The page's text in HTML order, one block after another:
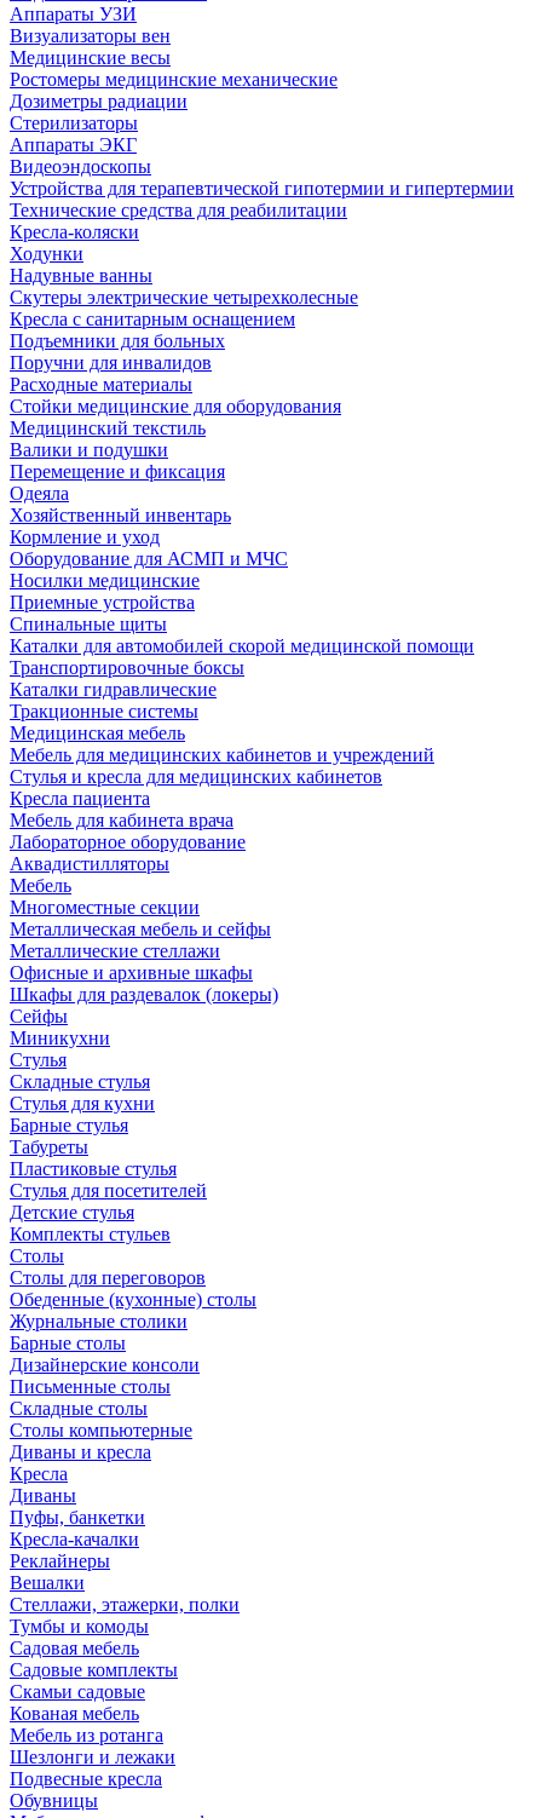
Аппараты УЗИ
Визуализаторы вен
Медицинские весы
Ростомеры медицинские механические
Дозиметры радиации
Стерилизаторы
Аппараты ЭКГ
Видеоэндоскопы
Устройства для терапевтической гипотермии и гипертермии
Технические средства для реабилитации
Кресла-коляски
Ходунки
Надувные ванны
Скутеры электрические четырехколесные
Кресла с санитарным оснащением
Подъемники для больных
Поручни для инвалидов
Расходные материалы
Стойки медицинские для оборудования
Медицинский текстиль
Валики и подушки
Перемещение и фиксация
Одеяла
Хозяйственный инвентарь
Кормление и уход
Оборудование для АСМП и МЧС
Носилки медицинские
Приемные устройства
Спинальные щиты
Каталки для автомобилей скорой медицинской помощи
Транспортировочные боксы
Каталки гидравлические
Тракционные системы
Медицинская мебель
Мебель для медицинских кабинетов и учреждений
Стулья и кресла для медицинских кабинетов
Кресла пациента
Мебель для кабинета врача
Лабораторное оборудование
Аквадистилляторы
Мебель
Многоместные секции
Металлическая мебель и сейфы
Металлические стеллажи
Офисные и архивные шкафы
Шкафы для раздевалок (локеры)
Сейфы
Миникухни
Стулья
Складные стулья
Стулья для кухни
Барные стулья
Табуреты
Пластиковые стулья
Стулья для посетителей
Детские стулья
Комплекты стульев
Столы
Столы для переговоров
Обеденные (кухонные) столы
Журнальные столики
Барные столы
Дизайнерские консоли
Письменные столы
Складные столы
Столы компьютерные
Диваны и кресла
Кресла
Диваны
Пуфы, банкетки
Кресла-качалки
Реклайнеры
Вешалки
Стеллажи, этажерки, полки
Тумбы и комоды
Садовая мебель
Садовые комплекты
Скамьи садовые
Кованая мебель
Мебель из ротанга
Шезлонги и лежаки
Подвесные кресла
Обувницы